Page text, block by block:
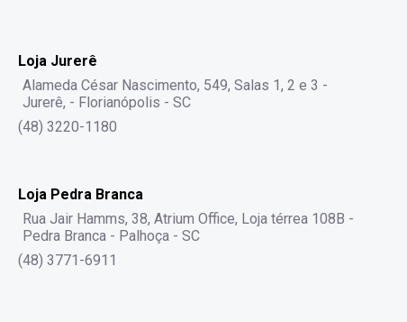
Loja Jurerê
Alameda César Nascimento, 549, Salas 1, 2 e 3 -
Jurerê, - Florianópolis - SC
(48) 3220-1180
Loja Pedra Branca
Rua Jair Hamms, 38, Atrium Office, Loja térrea 108B -
Pedra Branca - Palhoça - SC
(48) 3771-6911